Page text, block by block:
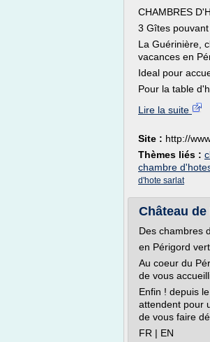
CHAMBRES
3 Gîtes
La Guérinière,
vacances en
Ideal pour
Pour la table
Lire la suite
Site : http://
Thèmes liés :
chambre
d'hote sarlat
Château
Des chambres
en Périgord vert
Au coeur du
de vous
Enfin ! depuis
attendent pour
de vous faire
FR | EN